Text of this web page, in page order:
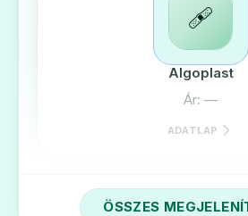
🩹
Algoplast
Ár: —
ADATLAP
ÖSSZES